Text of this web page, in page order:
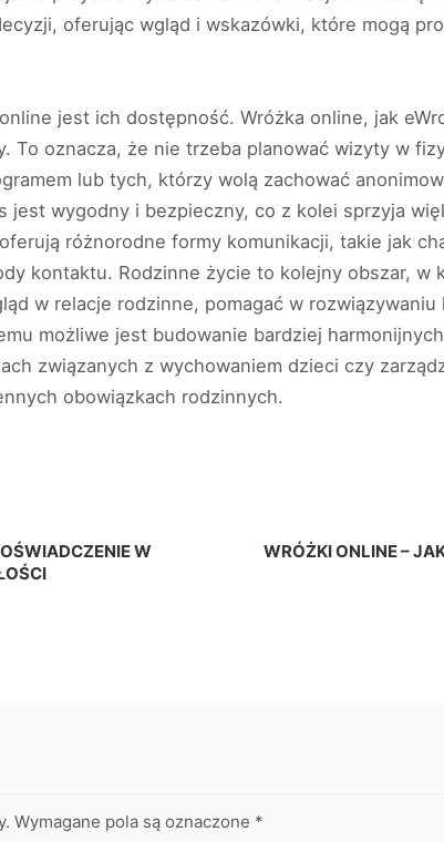
oferując wgląd i wskazówki, które mogą
jest ich dostępność. Wróżka online, jak
To oznacza, że nie trzeba planować wizyty w
lub tych, którzy wolą zachować
jest wygodny i bezpieczny, co z kolei sprzyja
różnorodne formy komunikacji, takie jak
kontaktu. Rodzinne życie to kolejny obszar, w
w relacje rodzinne, pomagać w
możliwe jest budowanie bardziej
związanych z wychowaniem dzieci czy
obowiązkach rodzinnych.
W
WRÓŻKI ONLINE –
Wymagane pola są oznaczone *